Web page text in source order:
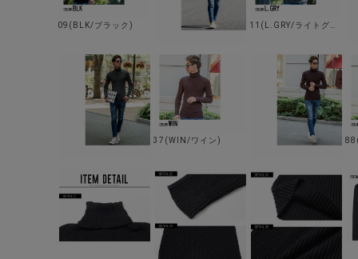
09(BLK/ブラック)
37(WIN/ワイン)